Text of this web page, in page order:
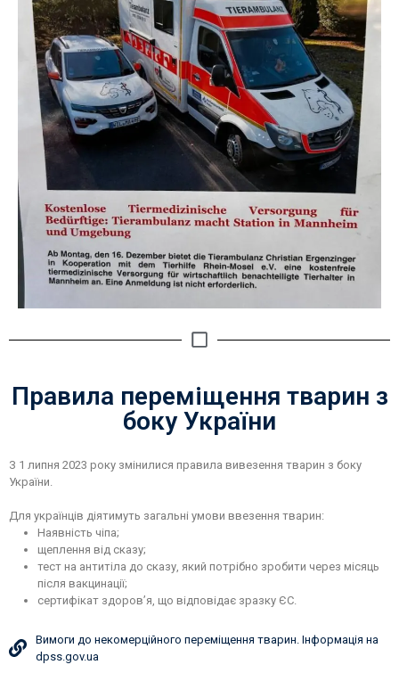
Правила переміщення тварин з
боку України
З 1 липня 2023 року змінилися правила вивезення тварин з боку
України.
Для українців діятимуть загальні умови ввезення тварин:
Наявність чіпа;
щеплення від сказу;
тест на антитіла до сказу, який потрібно зробити через місяць
після вакцинації;
сертифікат здоров’я, що відповідає зразку ЄС.
Вимоги до некомерційного переміщення тварин. Інформація на
dpss.gov.ua